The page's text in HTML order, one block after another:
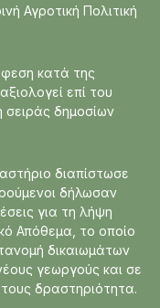
Αγροτική Πολιτική
κατά της
επί του
σειράς δημοσίων
διαπίστωσε
δήλωσαν
για τη λήψη
Απόθεμα, το οποίο
δικαιωμάτων
γεωργούς και σε
δραστηριότητα.